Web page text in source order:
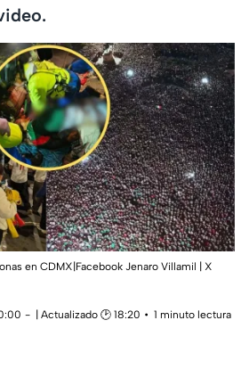
en CDMX|Facebook Jenaro Villamil | X
| Actualizado 🕑 18:20
1 minuto lectura